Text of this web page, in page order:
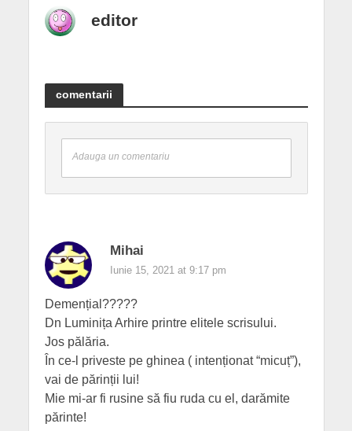
editor
comentarii
Adauga un comentariu
Mihai
Iunie 15, 2021 at 9:17 pm
Demențial?????
Dn Luminița Arhire printre elitele scrisului.
Jos pălăria.
În ce-l priveste pe ghinea ( intenționat “micuț”),
vai de părinții lui!
Mie mi-ar fi rusine să fiu ruda cu el, darămite
părinte!